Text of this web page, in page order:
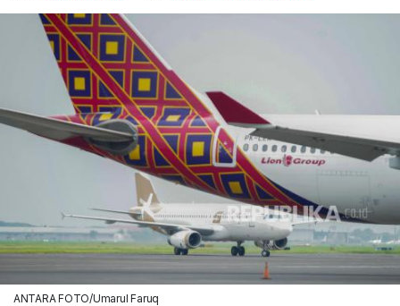
ANTARA FOTO/Umarul Faruq